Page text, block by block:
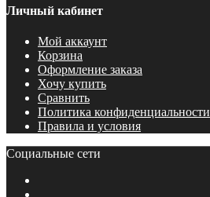
Личный кабинет
Мой аккаунт
Корзина
Оформление заказа
Хочу купить
Сравнить
Политика конфиденциальности
Правила и условия
Социальные сети